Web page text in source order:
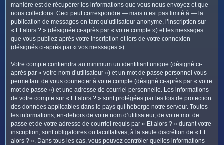
manière est de récupérer les informations que vous nous envoyez et que
nous collectons. Ceci peut correspondre — mais n’est pas limité à — la
publication de messages en tant qu’utilisateur anonyme, l’inscription sur
« Et alors ? » (désignée ci-après par « votre compte ») et les messages
que vous publiez après votre inscription et lors de votre connexion
(désignés ci-après par « vos messages »).
Votre compte contiendra au minimum un identifiant unique (désigné ci-
après par « votre nom d’utilisateur ») et un mot de passe personnel vous
permettant de vous connecter à votre compte (désigné ci-après par « votre
mot de passe ») et une adresse de courriel personnelle. Les informations
de votre compte sur « Et alors ? » sont protégées par les lois de protection
des données applicables dans le pays qui héberge notre serveur. Toutes
les informations, en-dehors de votre nom d’utilisateur, de votre mot de
passe et de votre adresse de courriel requis par « Et alors ? » durant votre
inscription, sont obligatoires ou facultatives, à la seule discrétion de « Et
alors ? ». Dans tous les cas, vous pouvez contrôler quelles informations